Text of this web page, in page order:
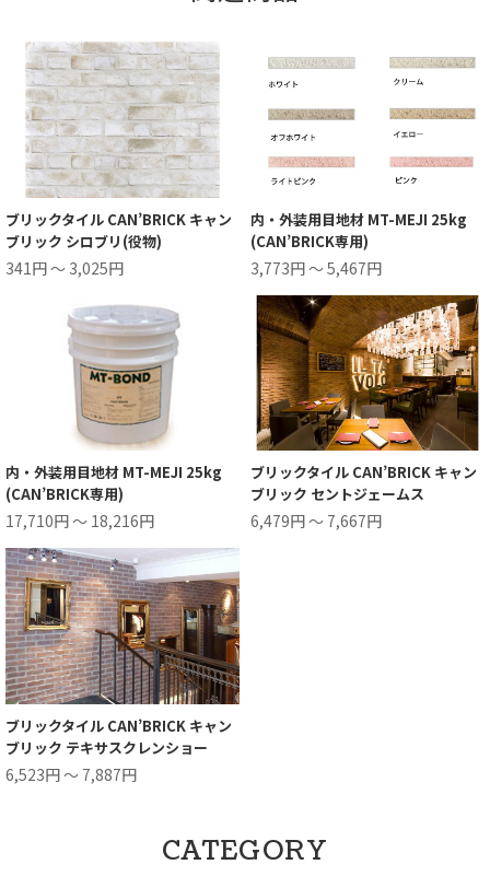
ブリックタイル CAN’BRICK キャン
ブリック シロブリ(役物)
341円 ～ 3,025円
内・外装用目地材 MT-MEJI 25kg
(CAN’BRICK専用)
3,773円 ～ 5,467円
内・外装用目地材 MT-MEJI 25kg
(CAN’BRICK専用)
17,710円 ～ 18,216円
ブリックタイル CAN’BRICK キャン
ブリック セントジェームス
6,479円 ～ 7,667円
ブリックタイル CAN’BRICK キャン
ブリック テキサスクレンショー
6,523円 ～ 7,887円
CATEGORY